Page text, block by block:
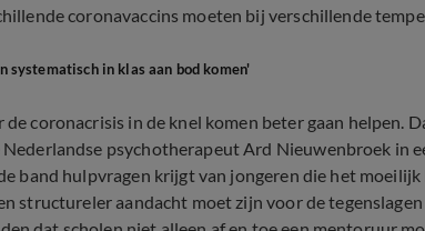
coronavaccins moeten bij verschillende
systematisch in klas aan bod komen'
coronacrisis in de knel komen beter gaan helpen.
psychotherapeut Ard Nieuwenbroek in
band hulpvragen krijgt van jongeren die het
structureler aandacht moet zijn voor de